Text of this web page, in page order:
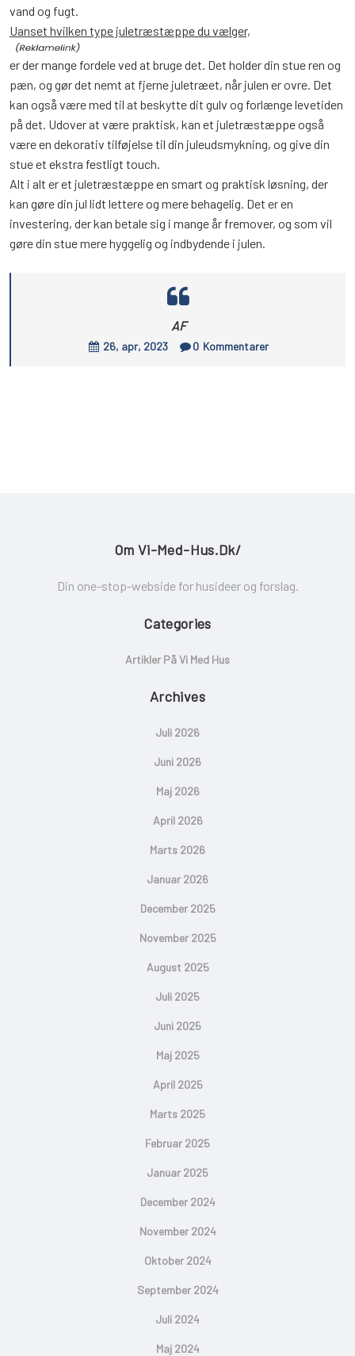
vand og fugt.
Uanset hvilken type juletræstæppe du vælger,
er der mange fordele ved at bruge det. Det holder din stue ren og
pæn, og gør det nemt at fjerne juletræet, når julen er ovre. Det
kan også være med til at beskytte dit gulv og forlænge levetiden
på det. Udover at være praktisk, kan et juletræstæppe også
være en dekorativ tilføjelse til din juleudsmykning, og give din
stue et ekstra festligt touch.
Alt i alt er et juletræstæppe en smart og praktisk løsning, der
kan gøre din jul lidt lettere og mere behagelig. Det er en
investering, der kan betale sig i mange år fremover, og som vil
gøre din stue mere hyggelig og indbydende i julen.
AF
26, apr, 2023 0 Kommentarer
Om Vi-Med-Hus.dk/
Din one-stop-webside for husideer og forslag.
Categories
Artikler På Vi Med Hus
Archives
Juli 2026
Juni 2026
Maj 2026
April 2026
Marts 2026
Januar 2026
December 2025
November 2025
August 2025
Juli 2025
Juni 2025
Maj 2025
April 2025
Marts 2025
Februar 2025
Januar 2025
December 2024
November 2024
Oktober 2024
September 2024
Juli 2024
Maj 2024